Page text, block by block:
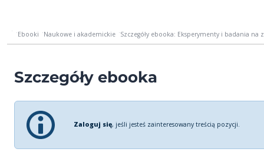
Ebooki Naukowe i akademickie Szczegóły ebooka: Eksperymenty i badania na
Szczegóły ebooka
Zaloguj się, jeśli jesteś zainteresowany treścią pozycji.